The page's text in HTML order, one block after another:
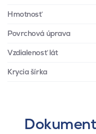
Hmotnosť
Povrchová úprava
Vzdialenosť lát
Krycia šírka